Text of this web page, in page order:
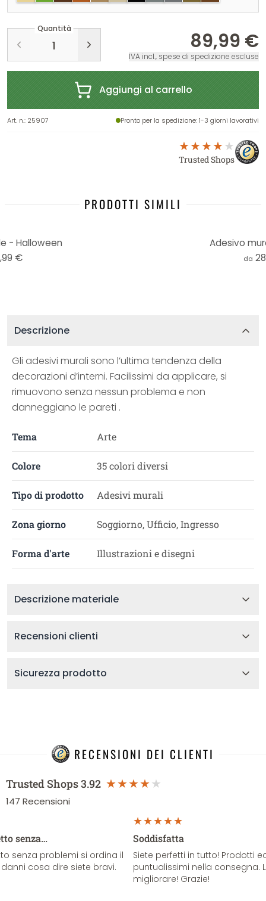
Quantità
89,99 €
IVA incl., spese di spedizione escluse
Aggiungi al carrello
Art. n.: 25907 Pronto per la spedizione: 1-3 giorni lavorativi
Trusted Shops
PRODOTTI SIMILI
- Halloween
€
Adesivo
da
Descrizione
Gli adesivi murali sono l’ultima tendenza della
decorazioni d’interni. Facilissimi da applicare, si
rimuovono senza nessun problema e non
danneggiano le pareti .
Tema Arte
Colore 35 colori diversi
Tipo di prodotto Adesivi murali
Zona giorno Soggiorno, Ufficio, Ingresso
Forma d'arte Illustrazioni e disegni
Descrizione materiale
Recensioni clienti
Sicurezza prodotto
RECENSIONI DEI CLIENTI
Trusted Shops3.92
147 Recensioni
senza…
senza problemi si ordina il
cosa dire siete bravi.
Soddisfatta
Siete perfetti in tutto! Prodotti
puntualissimi nella consegna.
migliorare! Grazie!